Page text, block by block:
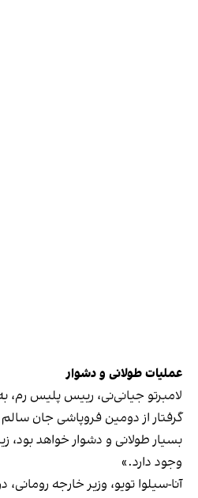
عملیات طولانی و دشوار
لامبرتو جیانی‌نی، رییس پلیس رم،
گرفتار از دومین فروپاشی جان
بسیار طولانی و دشوار خواهد بود،
وجود دارد.»
آنا-سیلوا تویو، وزیر خارجه